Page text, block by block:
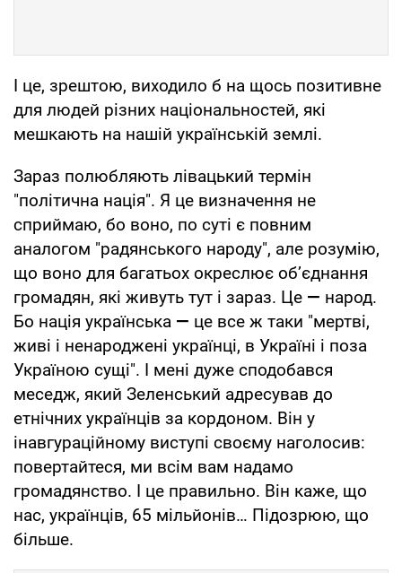
І це, зрештою, виходило б на щось позитивне
для людей різних національностей, які
мешкають на нашій українській землі.
Зараз полюбляють лівацький термін
"політична нація". Я це визначення не
сприймаю, бо воно, по суті є повним
аналогом "радянського народу", але розумію,
що воно для багатьох окреслює об’єднання
громадян, які живуть тут і зараз. Це — народ.
Бо нація українська — це все ж таки "мертві,
живі і ненароджені українці, в Україні і поза
Україною сущі". І мені дуже сподобався
меседж, який Зеленський адресував до
етнічних українців за кордоном. Він у
інавгураційному виступі своєму наголосив:
повертайтеся, ми всім вам надамо
громадянство. І це правильно. Він каже, що
нас, українців, 65 мільйонів… Підозрюю, що
більше.